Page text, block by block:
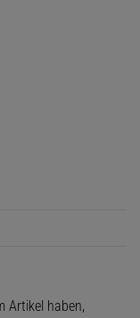
Artikel haben,